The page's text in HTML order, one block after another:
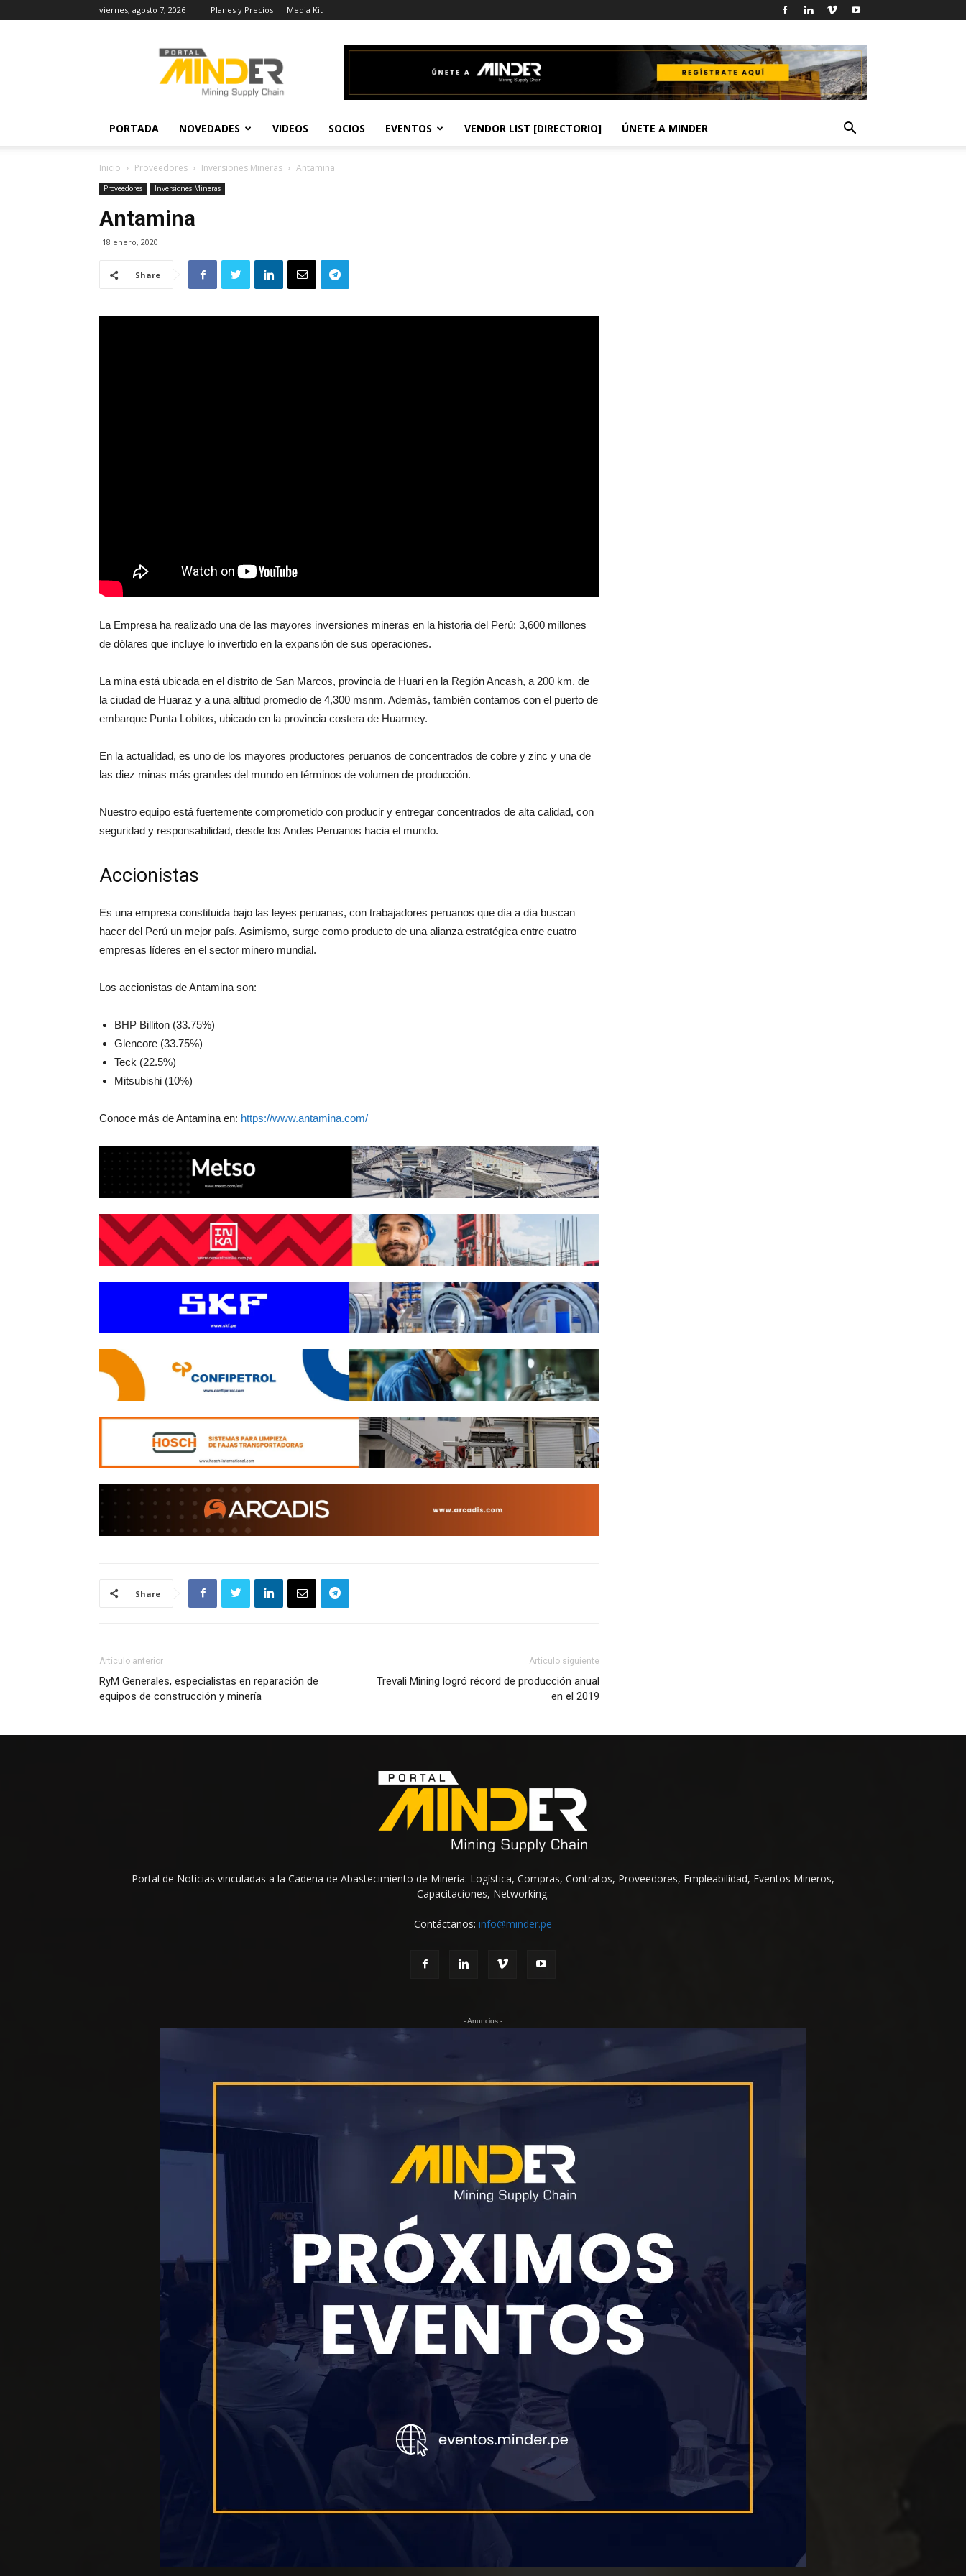
viernes, agosto 7, 2026 Planes y Precios Media Kit
Actualidad
Minera
PORTADA NOVEDADES VIDEOS SOCIOS EVENTOS VENDOR LIST [DIRECTORIO] ÚNETE A MINDER
Inicio Proveedores Inversiones Mineras Antamina
Proveedores Inversiones Mineras
Antamina
18 enero, 2020
Share
La Empresa ha realizado una de las mayores inversiones mineras en la historia del Perú: 3,600 millones
de dólares que incluye lo invertido en la expansión de sus operaciones.
La mina está ubicada en el distrito de San Marcos, provincia de Huari en la Región Ancash, a 200 km. de
la ciudad de Huaraz y a una altitud promedio de 4,300 msnm. Además, también contamos con el puerto de
embarque Punta Lobitos, ubicado en la provincia costera de Huarmey.
En la actualidad, es uno de los mayores productores peruanos de concentrados de cobre y zinc y una de
las diez minas más grandes del mundo en términos de volumen de producción.
Nuestro equipo está fuertemente comprometido con producir y entregar concentrados de alta calidad, con
seguridad y responsabilidad, desde los Andes Peruanos hacia el mundo.
Accionistas
Es una empresa constituida bajo las leyes peruanas, con trabajadores peruanos que día a día buscan
hacer del Perú un mejor país. Asimismo, surge como producto de una alianza estratégica entre cuatro
empresas líderes en el sector minero mundial.
Los accionistas de Antamina son:
BHP Billiton (33.75%)
Glencore (33.75%)
Teck (22.5%)
Mitsubishi (10%)
Conoce más de Antamina en: https://www.antamina.com/
Share
Artículo anterior
RyM Generales, especialistas en reparación de
equipos de construcción y minería
Artículo siguiente
Trevali Mining logró récord de producción anual
en el 2019
Portal de Noticias vinculadas a la Cadena de Abastecimiento de Minería: Logística, Compras, Contratos, Proveedores, Empleabilidad, Eventos Mineros,
Capacitaciones, Networking.
Contáctanos: info@minder.pe
- Anuncios -